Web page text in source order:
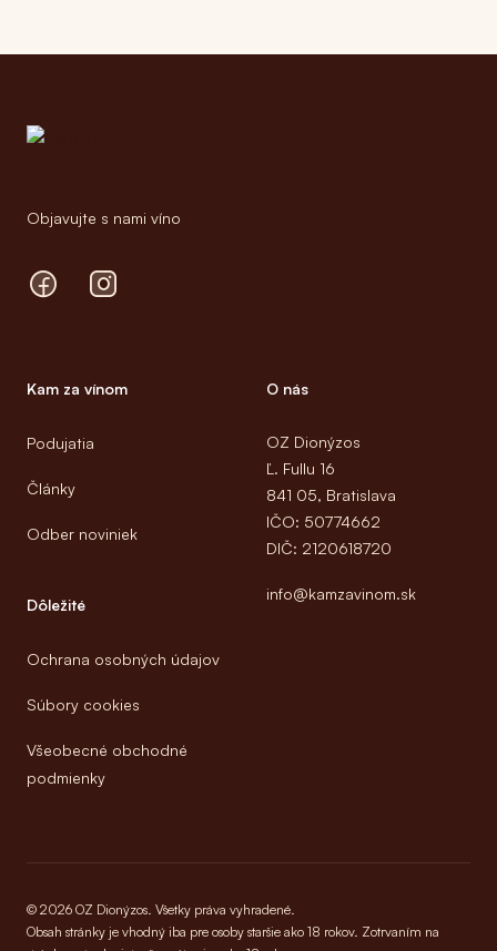
Objavujte s nami víno
FacebookInstagram
Kam za vínom
Podujatia
Články
Odber noviniek
Dôležité
Ochrana osobných údajov
Súbory cookies
Všeobecné obchodné
podmienky
O nás
OZ Dionýzos
Ľ. Fullu 16
841 05, Bratislava
IČO: 50774662
DIČ: 2120618720
info@kamzavinom.sk
© 2026 OZ Dionýzos. Všetky práva vyhradené.
Obsah stránky je vhodný iba pre osoby staršie ako 18 rokov. Zotrvaním na